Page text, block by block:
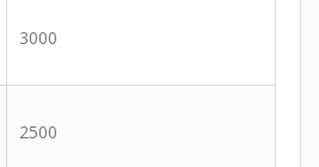
3000
2500